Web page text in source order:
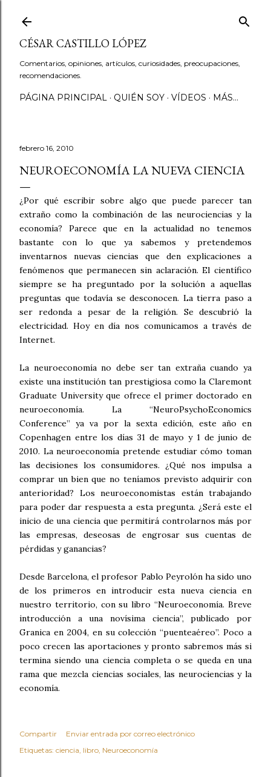
CÉSAR CASTILLO LÓPEZ
Comentarios, opiniones, artículos, curiosidades, preocupaciones,
recomendaciones.
PÁGINA PRINCIPAL QUIÉN SOY VÍDEOS MÁS…
febrero 16, 2010
NEUROECONOMÍA LA NUEVA CIENCIA
¿Por qué escribir sobre algo que puede parecer tan
extraño como la combinación de las neurociencias y la
economía? Parece que en la actualidad no tenemos
bastante con lo que ya sabemos y pretendemos
inventarnos nuevas ciencias que den explicaciones a
fenómenos que permanecen sin aclaración. El científico
siempre se ha preguntado por la solución a aquellas
preguntas que todavía se desconocen. La tierra paso a
ser redonda a pesar de la religión. Se descubrió la
electricidad. Hoy en día nos comunicamos a través de
Internet.
La neuroeconomía no debe ser tan extraña cuando ya
existe una institución tan prestigiosa como la Claremont
Graduate University que ofrece el primer doctorado en
neuroeconomía. La “NeuroPsychoEconomics
Conference” ya va por la sexta edición, este año en
Copenhagen entre los días 31 de mayo y 1 de junio de
2010. La neuroeconomía pretende estudiar cómo toman
las decisiones los consumidores. ¿Qué nos impulsa a
comprar un bien que no teníamos previsto adquirir con
anterioridad? Los neuroeconomistas están trabajando
para poder dar respuesta a esta pregunta. ¿Será este el
inicio de una ciencia que permitirá controlarnos más por
las empresas, deseosas de engrosar sus cuentas de
pérdidas y ganancias?
Desde Barcelona, el profesor Pablo Peyrolón ha sido uno
de los primeros en introducir esta nueva ciencia en
nuestro territorio, con su libro “Neuroeconomía. Breve
introducción a una novísima ciencia”, publicado por
Granica en 2004, en su colección “puenteaéreo”. Poco a
poco crecen las aportaciones y pronto sabremos más si
termina siendo una ciencia completa o se queda en una
rama que mezcla ciencias sociales, las neurociencias y la
economía.
Compartir
Enviar entrada por correo electrónico
Etiquetas: ciencia libro Neuroeconomía